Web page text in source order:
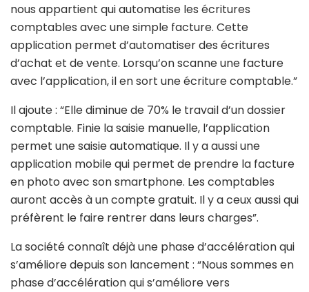
nous appartient qui automatise les écritures
comptables avec une simple facture. Cette
application permet d’automatiser des écritures
d’achat et de vente. Lorsqu’on scanne une facture
avec l’application, il en sort une écriture comptable.”
Il ajoute : “Elle diminue de 70% le travail d’un dossier
comptable. Finie la saisie manuelle, l’application
permet une saisie automatique. Il y a aussi une
application mobile qui permet de prendre la facture
en photo avec son smartphone. Les comptables
auront accès à un compte gratuit. Il y a ceux aussi qui
préfèrent le faire rentrer dans leurs charges”.
La société connaît déjà une phase d’accélération qui
s’améliore depuis son lancement : “Nous sommes en
phase d’accélération qui s’améliore vers